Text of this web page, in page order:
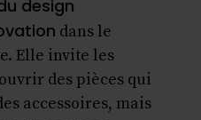
design
dans le
Elle invite les
des pièces qui
accessoires, mais